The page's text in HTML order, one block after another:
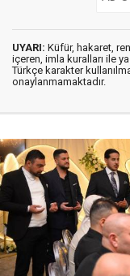
UYARI: Küfür, hakaret,
içeren, imla kuralları ile
Türkçe karakter
onaylanmamaktadır.